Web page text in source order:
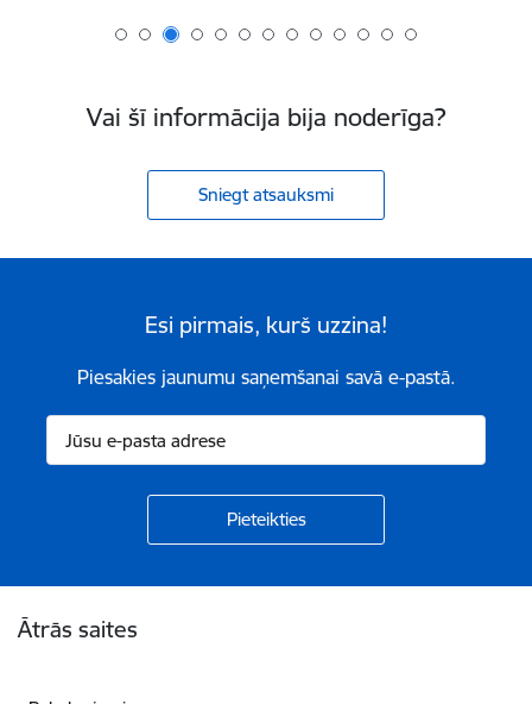
Vai šī informācija bija noderīga?
Sniegt atsauksmi
Esi pirmais, kurš uzzina!
Piesakies jaunumu saņemšanai savā e-pastā.
Ātrās saites